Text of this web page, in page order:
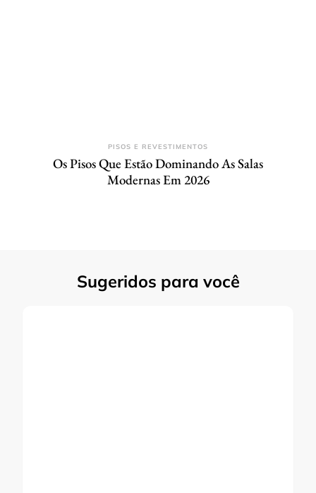
PISOS E REVESTIMENTOS
Os Pisos Que Estão Dominando As Salas
Modernas Em 2026
Sugeridos para você